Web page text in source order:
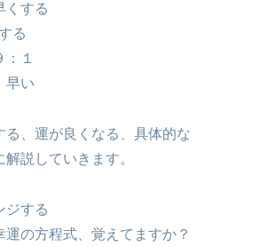
くする
る
１
早い
る、運が良くなる、具体的な
説していきます。
ジする
運の方程式、覚えてますか？